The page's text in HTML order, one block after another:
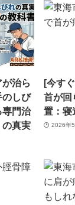
治ら
のしび
専門治
の真実
[今す
首が回
置：寝
2026年